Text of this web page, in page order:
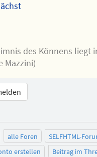
des Könnens liegt
Mazzini)
alle Foren SELFHTML-
erstellen
Beitrag im